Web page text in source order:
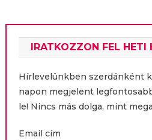
IRATKOZZON FEL HETI
Hírlevelünkben szerdánként
napon megjelent
le! Nincs más dolga, mint
Email cím